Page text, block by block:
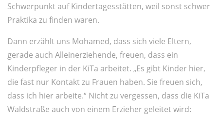
Schwerpunkt auf Kindertagesstätten, weil sonst schwer
Praktika zu finden waren.
Dann erzählt uns Mohamed, dass sich viele Eltern,
gerade auch Alleinerziehende, freuen, dass ein
Kinderpfleger in der KiTa arbeitet. „Es gibt Kinder hier,
die fast nur Kontakt zu Frauen haben. Sie freuen sich,
dass ich hier arbeite.“ Nicht zu vergessen, dass die KiTa
Waldstraße auch von einem Erzieher geleitet wird: